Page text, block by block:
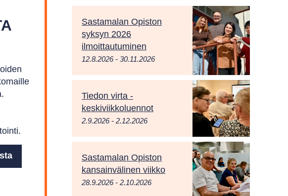
Sastamalan Opiston
syksyn 2026
ilmoittautuminen
12.8.2026 - 30.11.2026
Tiedon virta -
keskiviikkoluennot
2.9.2026 - 2.12.2026
Sastamalan Opiston
kansainvälinen viikko
28.9.2026 - 2.10.2026